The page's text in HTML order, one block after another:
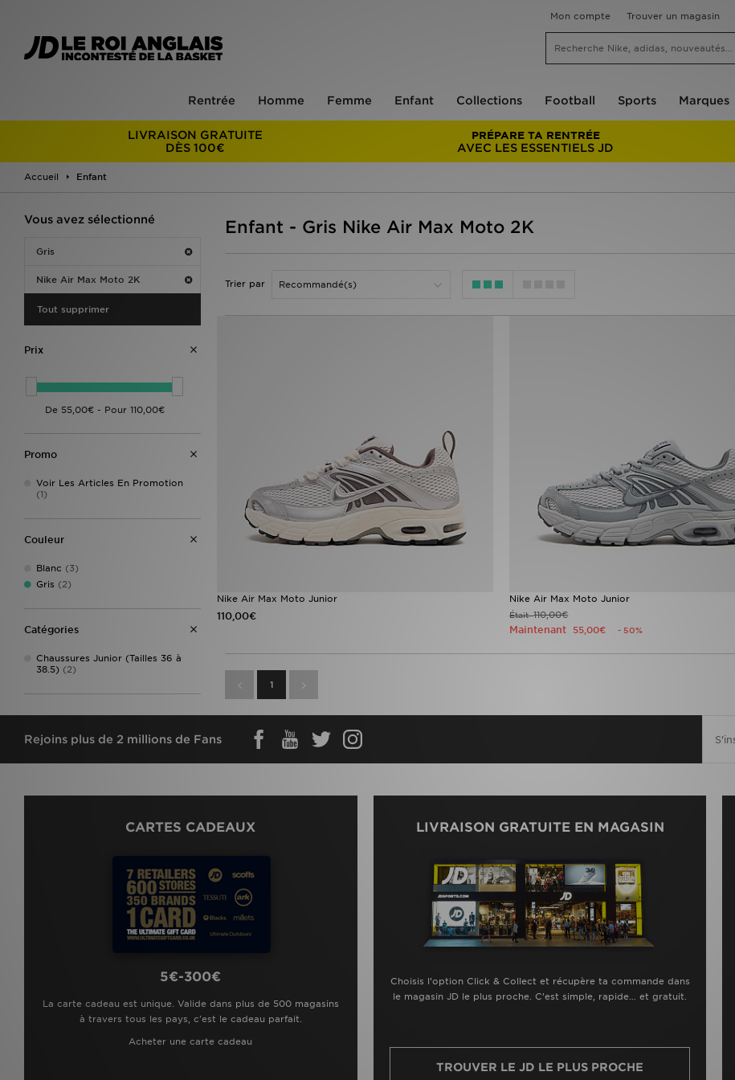
Mon compte Trouver un magasin
Rentrée Homme Femme Enfant Collections Football Sports Marques
LIVRAISON GRATUITE
DÈS 100€
PRÉPARE TA RENTRÉE
AVEC LES ESSENTIELS JD
Accueil Enfant
Vous avez sélectionné
Gris
Nike Air Max Moto 2K
Tout supprimer
Prix
Promo
Voir Les Articles En Promotion
(1)
Couleur
Blanc (3)
Gris (2)
Catégories
Chaussures Junior (Tailles 36 à
38.5) (2)
Enfant - Gris Nike Air Max Moto 2K
Trier par
Nike Air Max Moto Junior
110,00€
Nike Air Max Moto Junior
Était110,00€
Maintenant 55,00€ - 50%
1
Rejoins plus de 2 millions de Fans
CARTES CADEAUX
5€-300€
La carte cadeau est unique. Valide dans plus de 500 magasins
à travers tous les pays, c'est le cadeau parfait.
Acheter une carte cadeau
LIVRAISON GRATUITE EN MAGASIN
Choisis l’option Click & Collect et récupère ta commande dans
le magasin JD le plus proche. C’est simple, rapide… et gratuit.
TROUVER LE JD LE PLUS PROCHE